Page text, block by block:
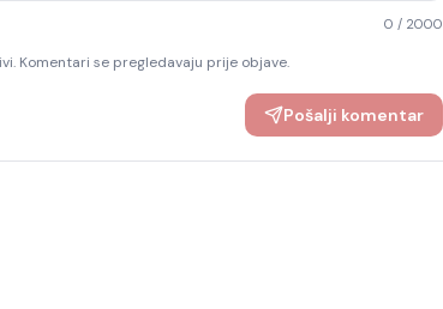
0 / 2000
Komentari se pregledavaju prije objave.
Pošalji komentar